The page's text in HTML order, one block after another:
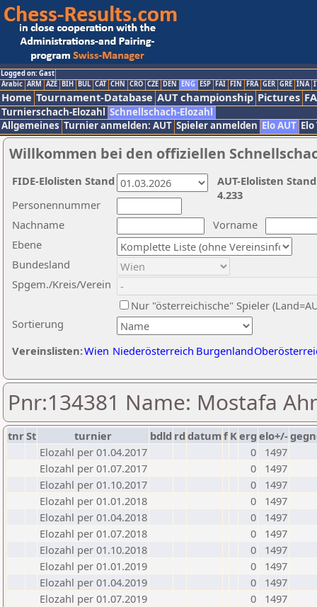
Logged on: Gast
Arabic ARM AZE BIH BUL CAT CHN CRO CZE DEN ENG ESP FAI FIN FRA GER GRE INA
Home Tournament-Database AUT championship Pictures
Turnierschach-Elozahl Schnellschach-Elozahl
Allgemeines Turnier anmelden: AUT Spieler anmelden Elo AUT
Willkommen bei den offiziellen
Nachname
Vorname
Ebene
Sortierung
Personennummer
Bundesland
Spgem./Kreis/Verein
Nur "österreichische" Spieler
Vereinslisten:Wien Niederösterreich Burgenland
AUT-Elolisten
4.233
FIDE-Elolisten Stand
Pnr:134381 Name: Mostafa
tnrSt turnier bdld rd datumf Kerg elo+/-
Elozahl per 01.04.2017
0
1497
Elozahl per 01.07.2017
0
1497
Elozahl per 01.10.2017
0
1497
Elozahl per 01.01.2018
0
1497
Elozahl per 01.04.2018
0
1497
Elozahl per 01.07.2018
0
1497
Elozahl per 01.10.2018
0
1497
Elozahl per 01.01.2019
0
1497
Elozahl per 01.04.2019
0
1497
Elozahl per 01.07.2019
0
1497